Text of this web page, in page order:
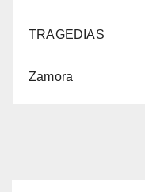
TRAGEDIAS
Zamora